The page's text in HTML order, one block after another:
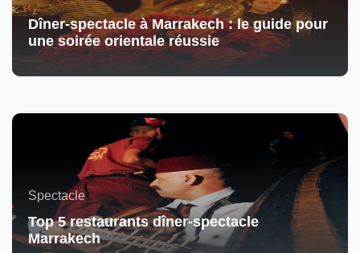
Dîner-spectacle à Marrakech : le guide pour
une soirée orientale réussie
Spectacle
Top 5 restaurants dîner-spectacle
Marrakech